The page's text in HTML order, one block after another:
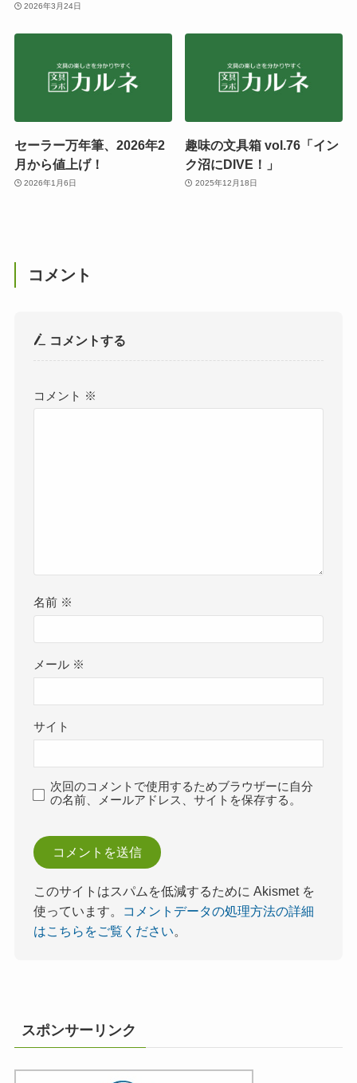
2026年3月24日
セーラー万年筆、2026年2
月から値上げ！
2026年1月6日
趣味の文具箱 vol.76「イン
ク沼にDIVE！」
2025年12月18日
コメント
コメントする
コメント ※
名前 ※
メール ※
サイト
次回のコメントで使用するためブラウザーに自分
の名前、メールアドレス、サイトを保存する。
このサイトはスパムを低減するために Akismet を
使っています。
コメントデータの処理方法の詳細
はこちらをご覧ください。
スポンサーリンク